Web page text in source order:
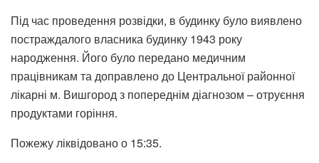
Під час проведення розвідки, в будинку було виявлено
постраждалого власника будинку 1943 року
народження. Його було передано медичним
працівникам та доправлено до Центральної районної
лікарні м. Вишгород з попереднім діагнозом – отруєння
продуктами горіння.
Пожежу ліквідовано о 15:35.